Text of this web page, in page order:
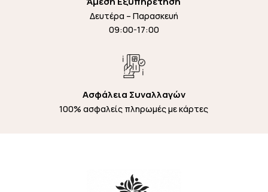
Δευτέρα – Παρασκευή
09:00-17:00
Ασφάλεια Συναλλαγών
100% ασφαλείς πληρωμές με κάρτες